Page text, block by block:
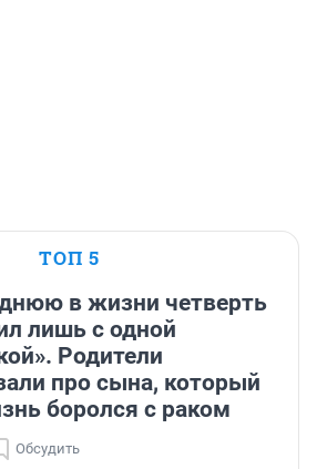
ТОП 5
в жизни четверть
лишь с одной
Родители
про сына, который
боролся с раком
Обсудить